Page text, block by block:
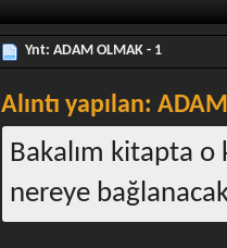
Ynt: ADAM OLMAK - 1
Alıntı yapılan:
Bakalım kitapta o
nereye